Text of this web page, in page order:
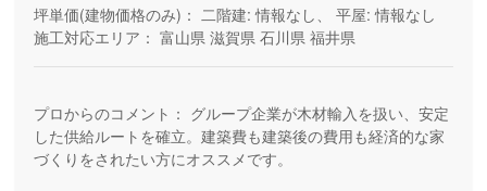
坪単価(建物価格のみ)： 二階建: 情報なし、 平屋: 情報なし
施工対応エリア： 富山県 滋賀県 石川県 福井県
プロからのコメント： グループ企業が木材輸入を扱い、安定
した供給ルートを確立。建築費も建築後の費用も経済的な家
づくりをされたい方にオススメです。